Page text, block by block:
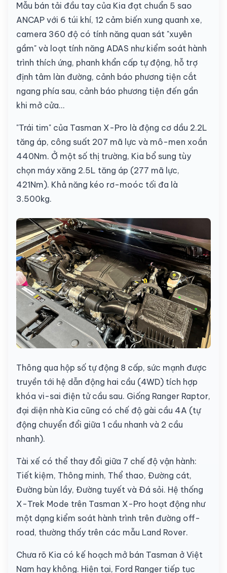
Mẫu bán tải đầu tay của Kia đạt chuẩn 5 sao
ANCAP với 6 túi khí, 12 cảm biến xung quanh xe,
camera 360 độ có tính năng quan sát "xuyên
gầm" và loạt tính năng ADAS như kiểm soát hành
trình thích ứng, phanh khẩn cấp tự động, hỗ trợ
định tâm làn đường, cảnh báo phương tiện cắt
ngang phía sau, cảnh báo phương tiện đến gần
khi mở cửa…
"Trái tim" của Tasman X-Pro là động cơ dầu 2.2L
tăng áp, công suất 207 mã lực và mô-men xoắn
440Nm. Ở một số thị trường, Kia bổ sung tùy
chọn máy xăng 2.5L tăng áp (277 mã lực,
421Nm). Khả năng kéo rơ-moóc tối đa là
3.500kg.
Thông qua hộp số tự động 8 cấp, sức mạnh được
truyền tới hệ dẫn động hai cầu (4WD) tích hợp
khóa vi-sai điện tử cầu sau. Giống Ranger Raptor,
đại diện nhà Kia cũng có chế độ gài cầu 4A (tự
động chuyển đổi giữa 1 cầu nhanh và 2 cầu
nhanh).
Tài xế có thể thay đổi giữa 7 chế độ vận hành:
Tiết kiệm, Thông minh, Thể thao, Đường cát,
Đường bùn lầy, Đường tuyết và Đá sỏi. Hệ thống
X-Trek Mode trên Tasman X-Pro hoạt động như
một dạng kiểm soát hành trình trên đường off-
road, thường thấy trên các mẫu Land Rover.
Chưa rõ Kia có kế hoạch mở bán Tasman ở Việt
Nam hay không. Hiện tại, Ford Ranger tiếp tục